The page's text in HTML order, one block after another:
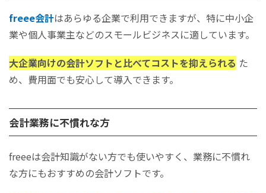
freee会計はあらゆる企業で利用できますが、特に中小企
業や個人事業主などのスモールビジネスに適しています。
大企業向けの会計ソフトと比べてコストを抑えられる た
め、費用面でも安心して導入できます。
会計業務に不慣れな方
freeeは会計知識がない方でも使いやすく、業務に不慣れ
な方にもおすすめの会計ソフトです。